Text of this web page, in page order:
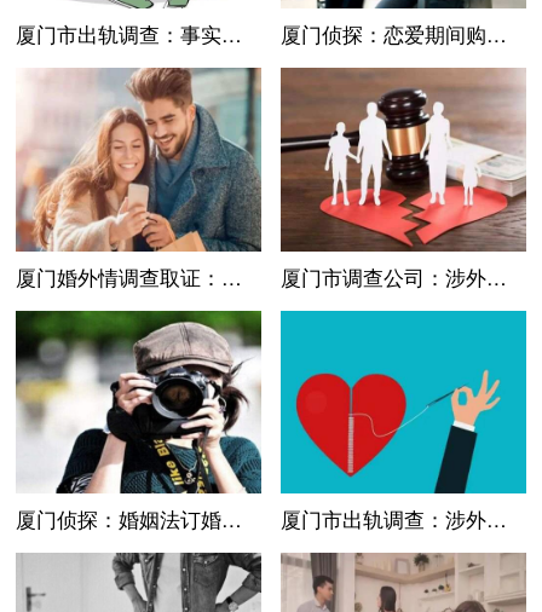
厦门市出轨调查：事实婚姻的存在原因和特征 厦门侦探：恋爱期间购房，分手后房子怎么分？
厦门婚外情调查取证：结婚登记要什么证件 厦门市调查公司：涉外婚姻如何办理协议离婚？
厦门侦探：婚姻法订婚礼金退还的法律规定 厦门市出轨调查：涉外结婚的法律适用比较与我国立法的完善